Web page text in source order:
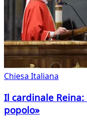
Chiesa Italiana
Il cardinale
popolo»